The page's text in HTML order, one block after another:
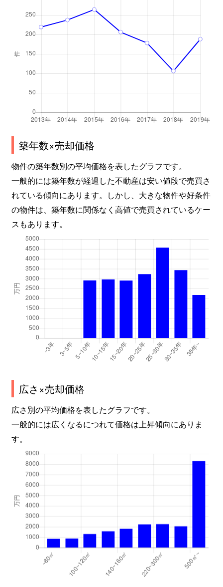
築年数×売却価格
物件の築年数別の平均価格を表したグラフです。
一般的には築年数が経過した不動産は安い値段で売買さ
れている傾向にあります。しかし、大きな物件や好条件
の物件は、築年数に関係なく高値で売買されているケー
スもあります。
広さ×売却価格
広さ別の平均価格を表したグラフです。
一般的には広くなるにつれて価格は上昇傾向にありま
す。